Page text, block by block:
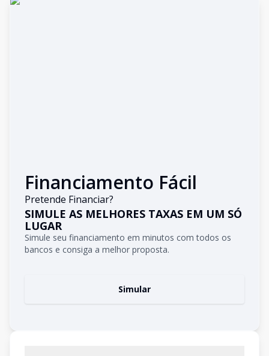
Financiamento Fácil
Pretende Financiar?
SIMULE AS MELHORES TAXAS EM UM SÓ
LUGAR
Simule seu financiamento em minutos com todos os
bancos e consiga a melhor proposta.
Simular